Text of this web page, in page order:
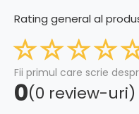
Rating general al
Fii primul care scrie
0(0 review-uri)